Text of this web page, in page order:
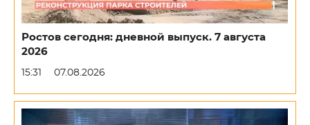
Ростов сегодня: дневной выпуск. 7 августа
2026
15:31 07.08.2026